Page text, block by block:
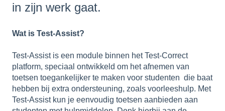
in zijn werk gaat.
Wat is Test-Assist?
Test-Assist is een module binnen het Test-Correct
platform, speciaal ontwikkeld om het afnemen van
toetsen toegankelijker te maken voor studenten die baat
hebben bij extra ondersteuning, zoals voorleeshulp. Met
Test-Assist kun je eenvoudig toetsen aanbieden aan